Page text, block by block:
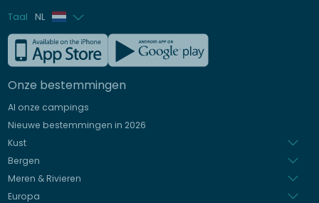
Taal NL
Frans
Engels
Duits
Italiaans
Onze bestemmingen
Al onze campings
Nieuwe bestemmingen in 2026
Kust
Bergen
Meren & Rivieren
Europa